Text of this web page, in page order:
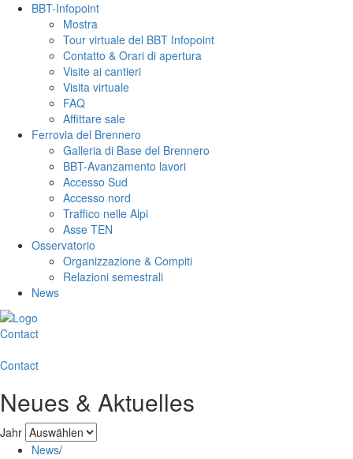
BBT-Infopoint
Mostra
Tour virtuale del BBT Infopoint
Contatto & Orari di apertura
Visite ai cantieri
Visita virtuale
FAQ
Affittare sale
Ferrovia del Brennero
Galleria di Base del Brennero
BBT-Avanzamento lavori
Accesso Sud
Accesso nord
Traffico nelle Alpi
Asse TEN
Osservatorio
Organizzazione & Compiti
Relazioni semestrali
News
Contact
Contact
Neues & Aktuelles
Jahr
News/